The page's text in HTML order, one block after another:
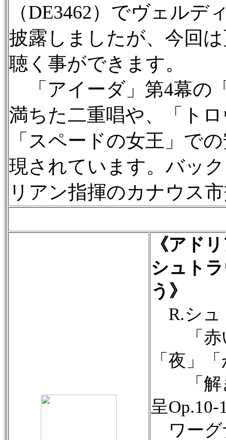
（DE3462）でヴェル
披露しましたが、今回
聴く事ができます。
「アイーダ」第4幕の
満ちた二重唱や、「ト
「スペードの女王」で
現されています。バッ
リアン指揮のカナウス
《アド
シュト
う》
R.シュ
「赤い
「夜」
「解き
呈Op.10-
ワーグ